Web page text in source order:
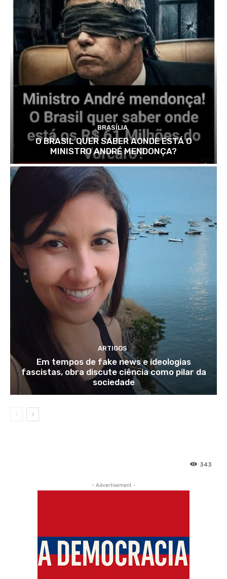
BRASÍLIA
O BRASIL QUER SABER AONDE ESTÁ O
MINISTRO ANDRÉ MENDONÇA?
ARTIGOS
Em tempos de fake news e ideologias
fascistas, obra discute ciência como pilar da
sociedade
343
- Advertisement -